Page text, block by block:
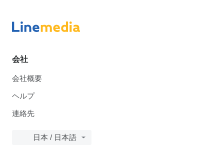
会社
会社概要
ヘルプ
連絡先
日本 / 日本語